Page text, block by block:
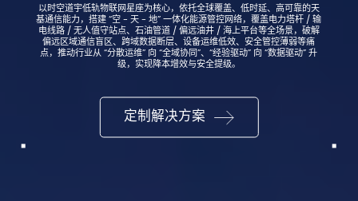
以时空道宇低轨物联网星座为核心，依托全球覆盖、低时延、高可靠的天
基通信能力，搭建 “空 - 天 - 地” 一体化能源管控网络，覆盖电力塔杆 / 输
电线路 / 无人值守站点、石油管道 / 偏远油井 / 海上平台等全场景，破解
偏远区域通信盲区、跨域数据断层、设备运维低效、安全管控薄弱等痛
点，推动行业从 “分散运维” 向 “全域协同”、“经验驱动” 向 “数据驱动” 升
级，实现降本增效与安全提级。
定制解决方案